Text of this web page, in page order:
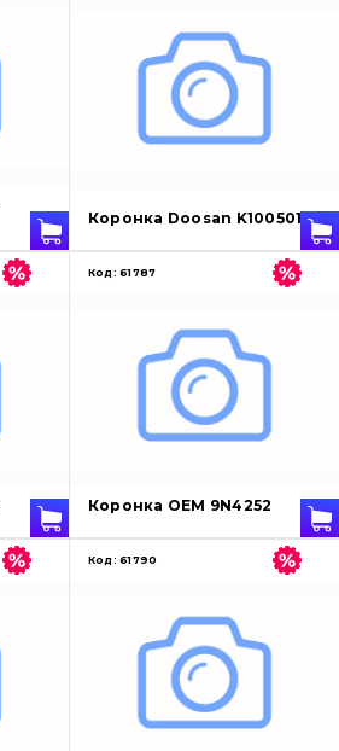
Коронка Doosan K1005018
Код: 61787
Коронка OEM 9N4252
Код: 61790